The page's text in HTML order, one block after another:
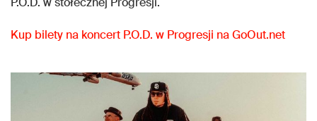
Kup bilety na koncert P.O.D. w Progresji na GoOut.net